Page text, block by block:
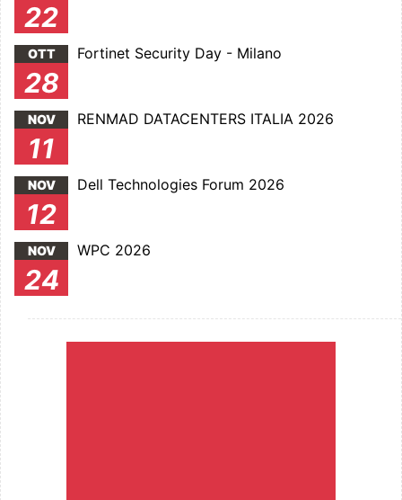
22
OTT
28
Fortinet Security Day - Milano
NOV
11
RENMAD DATACENTERS ITALIA 2026
NOV
12
Dell Technologies Forum 2026
NOV
24
WPC 2026